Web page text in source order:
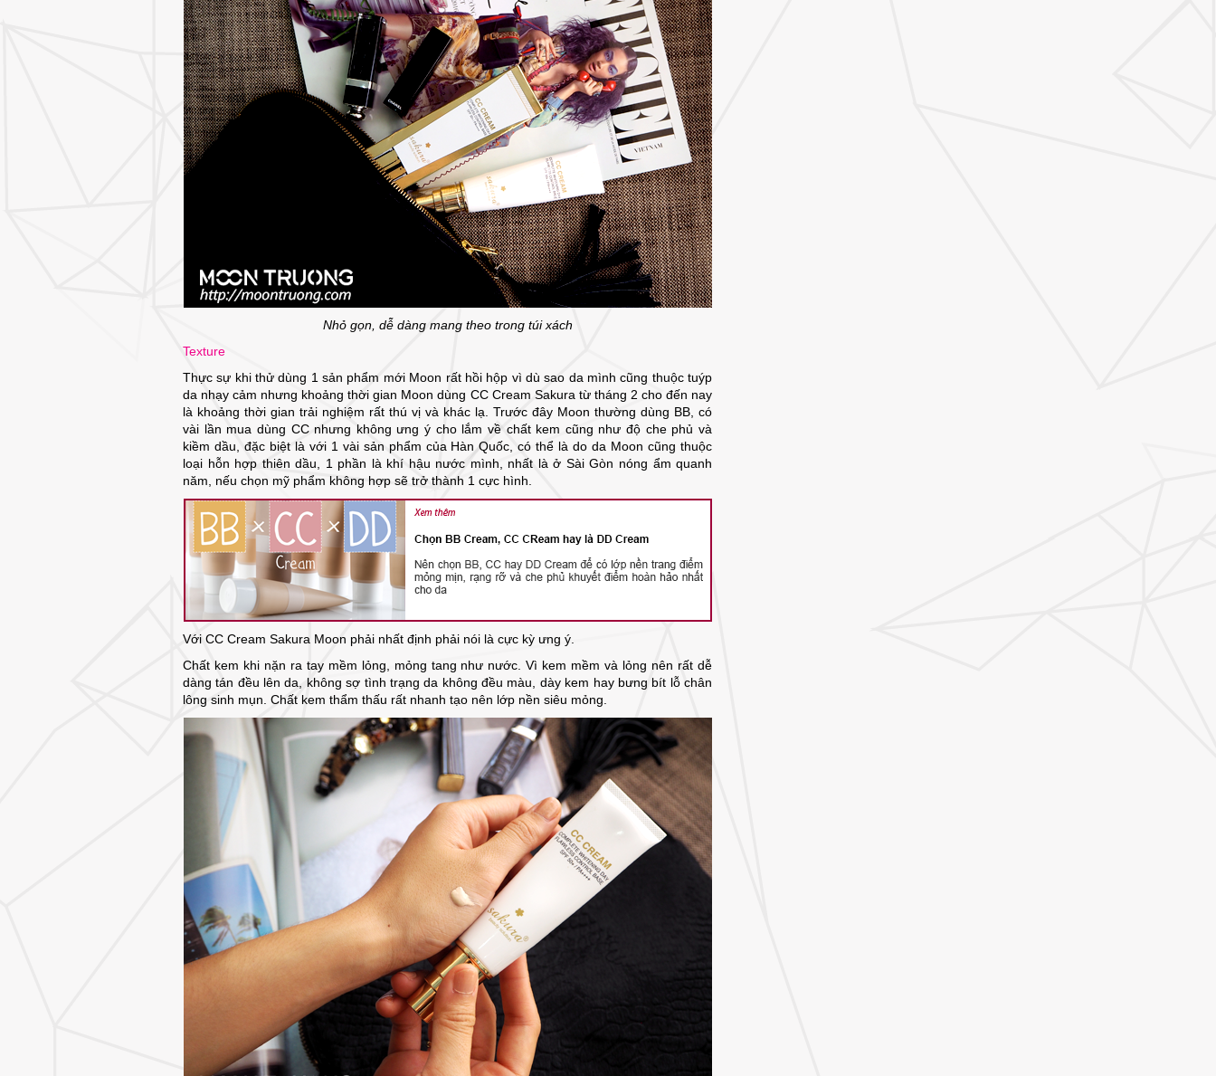
Nhỏ gọn, dễ dàng mang theo trong túi xách
Texture
Thực sự khi thử dùng 1 sản phẩm mới Moon rất hồi hộp vì dù sao da mình cũng thuộc tuýp
da nhạy cảm nhưng khoảng thời gian Moon dùng CC Cream Sakura từ tháng 2 cho đến nay
là khoảng thời gian trải nghiệm rất thú vị và khác lạ. Trước đây Moon thường dùng BB, có
vài lần mua dùng CC nhưng không ưng ý cho lắm về chất kem cũng như độ che phủ và
kiềm dầu, đặc biệt là với 1 vài sản phẩm của Hàn Quốc, có thể là do da Moon cũng thuộc
loại hỗn hợp thiên dầu, 1 phần là khí hậu nước mình, nhất là ở Sài Gòn nóng ẩm quanh
năm, nếu chọn mỹ phẩm không hợp sẽ trở thành 1 cực hình.
Với CC Cream Sakura Moon phải nhất định phải nói là cực kỳ ưng ý.
Chất kem khi nặn ra tay mềm lỏng, mỏng tang như nước. Vì kem mềm và lỏng nên rất dễ
dàng tán đều lên da, không sợ tình trạng da không đều màu, dày kem hay bưng bít lỗ chân
lông sinh mụn. Chất kem thẩm thấu rất nhanh tạo nên lớp nền siêu mỏng.